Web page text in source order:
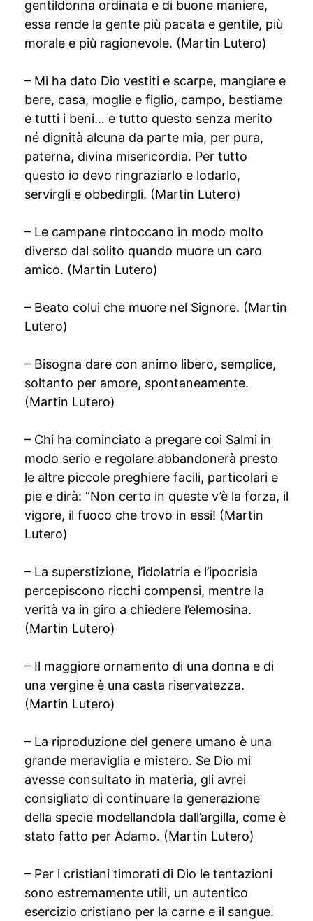
gentildonna ordinata e di buone maniere,
essa rende la gente più pacata e gentile, più
morale e più ragionevole. (Martin Lutero)
– Mi ha dato Dio vestiti e scarpe, mangiare e
bere, casa, moglie e figlio, campo, bestiame
e tutti i beni… e tutto questo senza merito
né dignità alcuna da parte mia, per pura,
paterna, divina misericordia. Per tutto
questo io devo ringraziarlo e lodarlo,
servirgli e obbedirgli. (Martin Lutero)
– Le campane rintoccano in modo molto
diverso dal solito quando muore un caro
amico. (Martin Lutero)
– Beato colui che muore nel Signore. (Martin
Lutero)
– Bisogna dare con animo libero, semplice,
soltanto per amore, spontaneamente.
(Martin Lutero)
– Chi ha cominciato a pregare coi Salmi in
modo serio e regolare abbandonerà presto
le altre piccole preghiere facili, particolari e
pie e dirà: “Non certo in queste v’è la forza, il
vigore, il fuoco che trovo in essi! (Martin
Lutero)
– La superstizione, l’idolatria e l’ipocrisia
percepiscono ricchi compensi, mentre la
verità va in giro a chiedere l’elemosina.
(Martin Lutero)
– Il maggiore ornamento di una donna e di
una vergine è una casta riservatezza.
(Martin Lutero)
– La riproduzione del genere umano è una
grande meraviglia e mistero. Se Dio mi
avesse consultato in materia, gli avrei
consigliato di continuare la generazione
della specie modellandola dall’argilla, come è
stato fatto per Adamo. (Martin Lutero)
– Per i cristiani timorati di Dio le tentazioni
sono estremamente utili, un autentico
esercizio cristiano per la carne e il sangue.